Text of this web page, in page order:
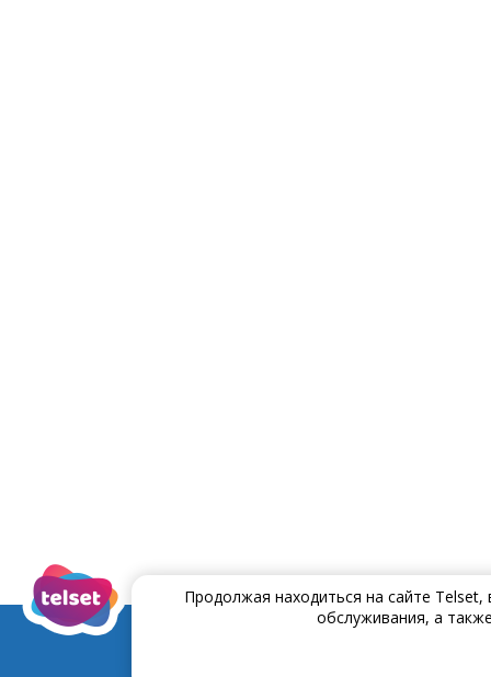
Продолжая находиться на сайте
обслуживания, а